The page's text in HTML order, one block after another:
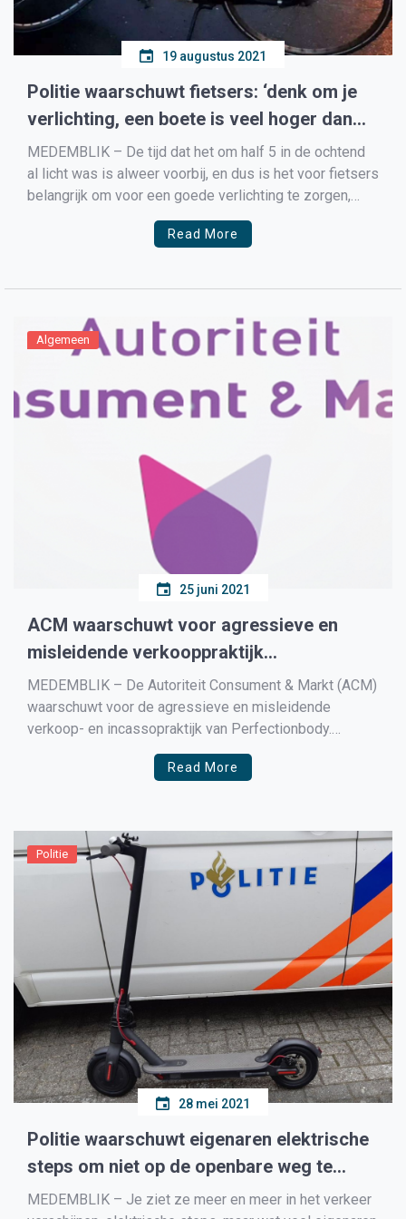
19 augustus 2021
Politie waarschuwt fietsers: ‘denk om je
verlichting, een boete is veel hoger dan
een kapot lampje vervangen’
MEDEMBLIK – De tijd dat het om half 5 in de ochtend
al licht was is alweer voorbij, en dus is het voor fietsers
belangrijk om voor een goede verlichting te zorgen,
zeker nu binnenkort de scholen ook weer gaan
beginnen en veel jongeren op de fiets naar school gaan.
Read More
Algemeen
25 juni 2021
ACM waarschuwt voor agressieve en
misleidende verkooppraktijk
Perfectionbody
MEDEMBLIK – De Autoriteit Consument & Markt (ACM)
waarschuwt voor de agressieve en misleidende
verkoop- en incassopraktijk van Perfectionbody.
Perfectionbody biedt online verzorgingsproducten,
zoals een anti-aging crème, aan consumenten aan.
waarvoor zij wel € 2,95 verzendkosten […]
Read More
Politie
28 mei 2021
Politie waarschuwt eigenaren elektrische
steps om niet op de openbare weg te
rijden
MEDEMBLIK – Je ziet ze meer en meer in het verkeer